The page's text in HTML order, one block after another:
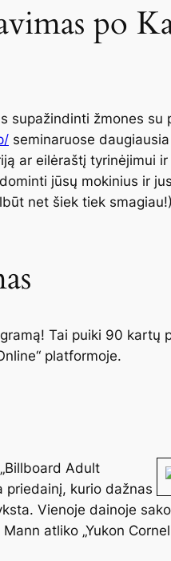
po
supažindinti žmones su
seminaruose
ar eilėraštį tyrinėjimui
jūsų mokinius ir
net šiek tiek
Tai puiki 90 kartų
platformoje.
Adult
priedainį, kurio dažnas
Vienoje dainoje
atliko „Yukon